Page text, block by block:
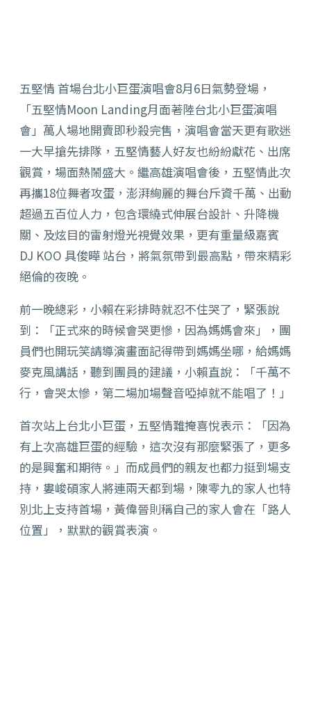
五堅情 首場台北小巨蛋演唱會8月6日氣勢登場，
「五堅情Moon Landing月面著陸台北小巨蛋演唱
會」萬人場地開賣即秒殺完售，演唱會當天更有歌迷
一大早搶先排隊，五堅情藝人好友也紛紛獻花、出席
觀賞，場面熱鬧盛大。繼高雄演唱會後，五堅情此次
再攜18位舞者攻蛋，澎湃絢麗的舞台斥資千萬、出動
超過五百位人力，包含環繞式伸展台設計、升降機
關、及炫目的雷射燈光視覺效果，更有重量級嘉賓
DJ KOO 具俊曄 站台，將氣氛帶到最高點，帶來精彩
絕倫的夜晚。
前一晚總彩，小賴在彩排時就忍不住哭了，緊張說
到：「正式來的時候會哭更慘，因為媽媽會來」，團
員們也開玩笑請導演畫面記得帶到媽媽坐哪，給媽媽
麥克風講話，聽到團員的建議，小賴直說：「千萬不
行，會哭太慘，第二場加場聲音啞掉就不能唱了！」
首次站上台北小巨蛋，五堅情難掩喜悅表示：「因為
有上次高雄巨蛋的經驗，這次沒有那麼緊張了，更多
的是興奮和期待。」而成員們的親友也都力挺到場支
持，婁峻碩家人將連兩天都到場，陳零九的家人也特
別北上支持首場，黃偉晉則稱自己的家人會在「路人
位置」，默默的觀賞表演。